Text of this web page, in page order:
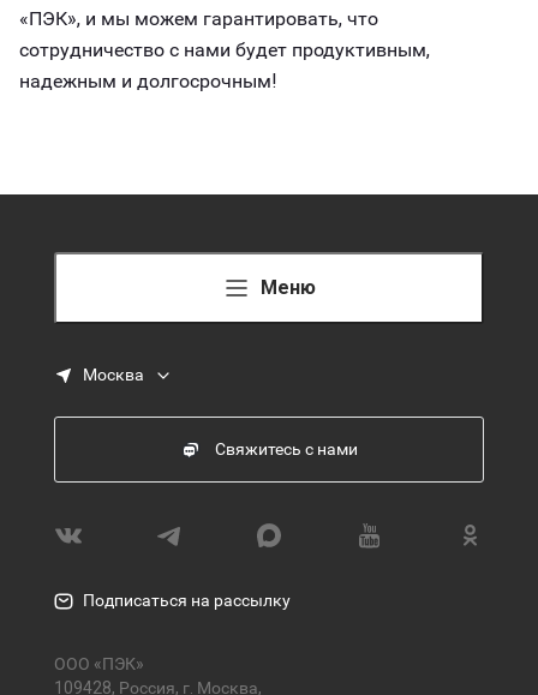
«ПЭК», и мы можем гарантировать, что
сотрудничество с нами будет продуктивным,
надежным и долгосрочным!
Меню
Москва
Свяжитесь с нами
Подписаться на рассылку
ООО «ПЭК»
109428, Россия, г. Москва,